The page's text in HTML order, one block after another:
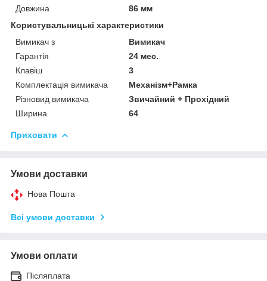
Довжина
86 мм
Користувальницькі характеристики
Вимикач з
Вимикач
Гарантія
24 мес.
Клавіш
3
Комплектація вимикача
Механізм+Рамка
Різновид вимикача
Звичайний + Прохідний
Ширина
64
Приховати
Умови доставки
Нова Пошта
Всі умови доставки
Умови оплати
Післяплата